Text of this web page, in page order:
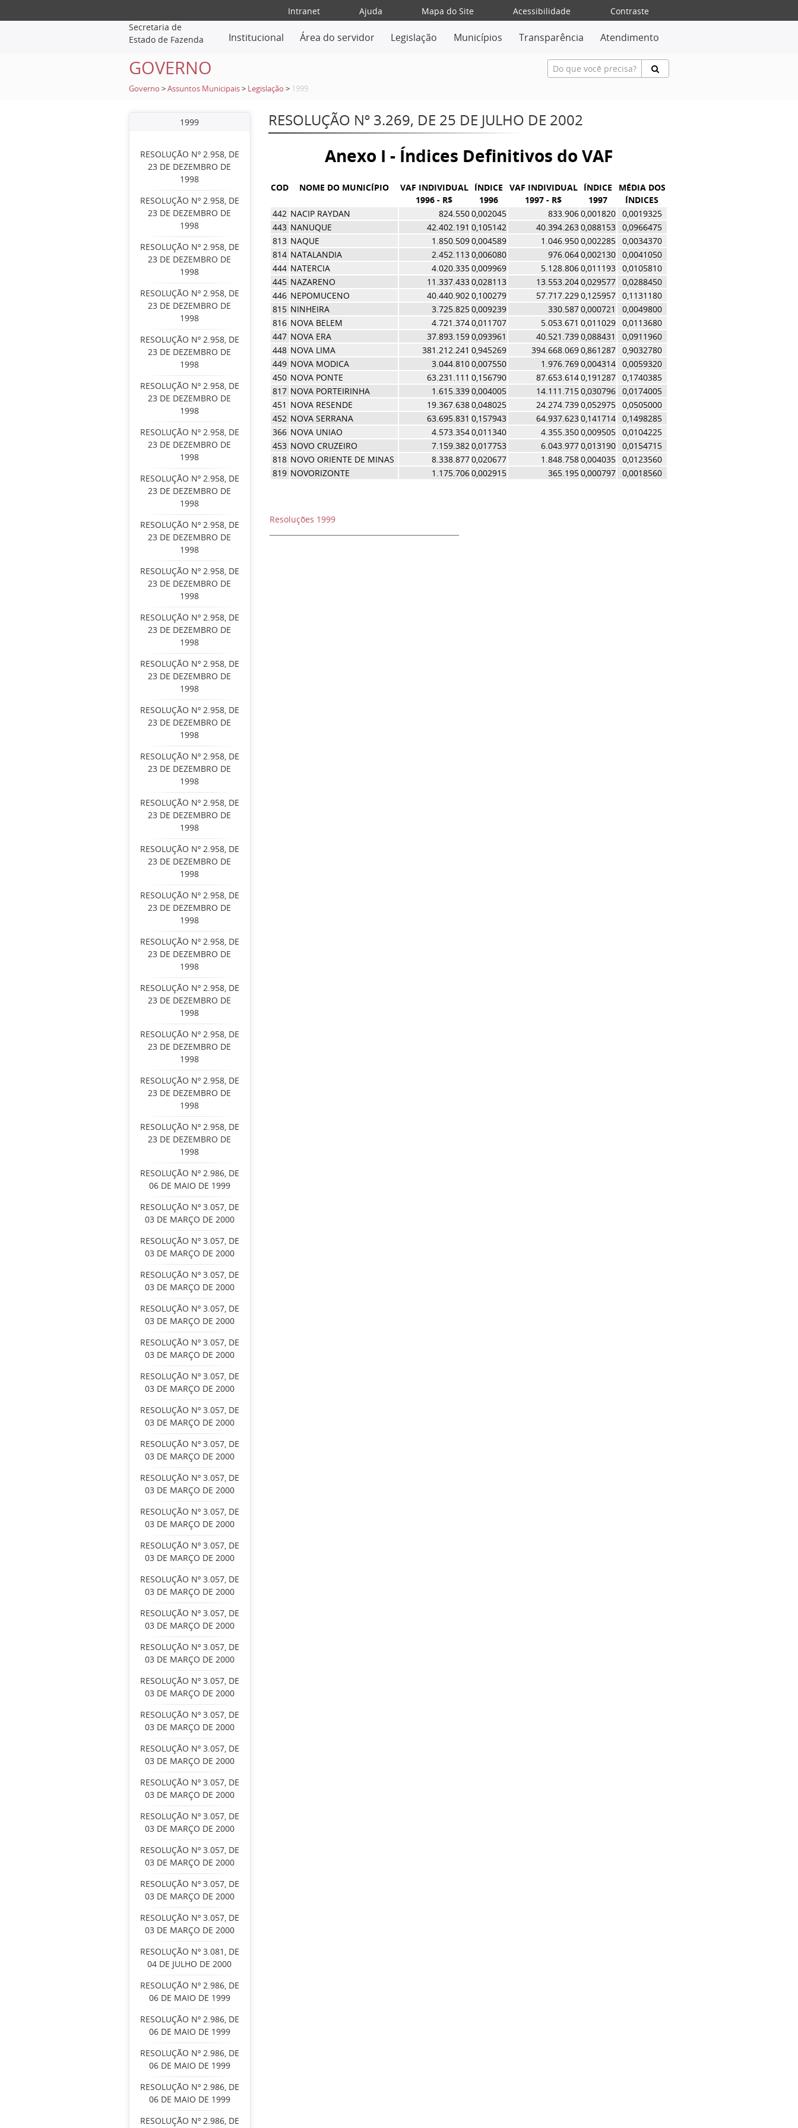
Intranet Ajuda Mapa do Site Acessibilidade
Contraste
Secretaria de
Estado de Fazenda
Institucional Área do servidor Legislação Municípios Transparência Atendimento
GOVERNO
Governo >Assuntos Municipais > Legislação > 1999
1999
RESOLUÇÃO Nº 2.958, DE
23 DE DEZEMBRO DE
1998
RESOLUÇÃO Nº 2.958, DE
23 DE DEZEMBRO DE
1998
RESOLUÇÃO Nº 2.958, DE
23 DE DEZEMBRO DE
1998
RESOLUÇÃO Nº 2.958, DE
23 DE DEZEMBRO DE
1998
RESOLUÇÃO Nº 2.958, DE
23 DE DEZEMBRO DE
1998
RESOLUÇÃO Nº 2.958, DE
23 DE DEZEMBRO DE
1998
RESOLUÇÃO Nº 2.958, DE
23 DE DEZEMBRO DE
1998
RESOLUÇÃO Nº 2.958, DE
23 DE DEZEMBRO DE
1998
RESOLUÇÃO Nº 2.958, DE
23 DE DEZEMBRO DE
1998
RESOLUÇÃO Nº 2.958, DE
23 DE DEZEMBRO DE
1998
RESOLUÇÃO Nº 2.958, DE
23 DE DEZEMBRO DE
1998
RESOLUÇÃO Nº 2.958, DE
23 DE DEZEMBRO DE
1998
RESOLUÇÃO Nº 2.958, DE
23 DE DEZEMBRO DE
1998
RESOLUÇÃO Nº 2.958, DE
23 DE DEZEMBRO DE
1998
RESOLUÇÃO Nº 2.958, DE
23 DE DEZEMBRO DE
1998
RESOLUÇÃO Nº 2.958, DE
23 DE DEZEMBRO DE
1998
RESOLUÇÃO Nº 2.958, DE
23 DE DEZEMBRO DE
1998
RESOLUÇÃO Nº 2.958, DE
23 DE DEZEMBRO DE
1998
RESOLUÇÃO Nº 2.958, DE
23 DE DEZEMBRO DE
1998
RESOLUÇÃO Nº 2.958, DE
23 DE DEZEMBRO DE
1998
RESOLUÇÃO Nº 2.958, DE
23 DE DEZEMBRO DE
1998
RESOLUÇÃO Nº 2.958, DE
23 DE DEZEMBRO DE
1998
RESOLUÇÃO Nº 2.986, DE
06 DE MAIO DE 1999
RESOLUÇÃO Nº 3.057, DE
03 DE MARÇO DE 2000
RESOLUÇÃO Nº 3.057, DE
03 DE MARÇO DE 2000
RESOLUÇÃO Nº 3.057, DE
03 DE MARÇO DE 2000
RESOLUÇÃO Nº 3.057, DE
03 DE MARÇO DE 2000
RESOLUÇÃO Nº 3.057, DE
03 DE MARÇO DE 2000
RESOLUÇÃO Nº 3.057, DE
03 DE MARÇO DE 2000
RESOLUÇÃO Nº 3.057, DE
03 DE MARÇO DE 2000
RESOLUÇÃO Nº 3.057, DE
03 DE MARÇO DE 2000
RESOLUÇÃO Nº 3.057, DE
03 DE MARÇO DE 2000
RESOLUÇÃO Nº 3.057, DE
03 DE MARÇO DE 2000
RESOLUÇÃO Nº 3.057, DE
03 DE MARÇO DE 2000
RESOLUÇÃO Nº 3.057, DE
03 DE MARÇO DE 2000
RESOLUÇÃO Nº 3.057, DE
03 DE MARÇO DE 2000
RESOLUÇÃO Nº 3.057, DE
03 DE MARÇO DE 2000
RESOLUÇÃO Nº 3.057, DE
03 DE MARÇO DE 2000
RESOLUÇÃO Nº 3.057, DE
03 DE MARÇO DE 2000
RESOLUÇÃO Nº 3.057, DE
03 DE MARÇO DE 2000
RESOLUÇÃO Nº 3.057, DE
03 DE MARÇO DE 2000
RESOLUÇÃO Nº 3.057, DE
03 DE MARÇO DE 2000
RESOLUÇÃO Nº 3.057, DE
03 DE MARÇO DE 2000
RESOLUÇÃO Nº 3.057, DE
03 DE MARÇO DE 2000
RESOLUÇÃO Nº 3.057, DE
03 DE MARÇO DE 2000
RESOLUÇÃO Nº 3.081, DE
04 DE JULHO DE 2000
RESOLUÇÃO Nº 2.986, DE
06 DE MAIO DE 1999
RESOLUÇÃO Nº 2.986, DE
06 DE MAIO DE 1999
RESOLUÇÃO Nº 2.986, DE
06 DE MAIO DE 1999
RESOLUÇÃO Nº 2.986, DE
06 DE MAIO DE 1999
RESOLUÇÃO Nº 2.986, DE
RESOLUÇÃO Nº 3.269, DE 25 DE JULHO DE 2002
Anexo I - Índices Definitivos do VAF
COD NOME DO MUNICÍPIO
VAF INDIVIDUAL
1996 - R$
ÍNDICE
1996
VAF INDIVIDUAL
1997 - R$
ÍNDICE
1997
MÉDIA DOS
ÍNDICES
442 NACIP RAYDAN 824.5500,002045 833.9060,001820 0,0019325
443 NANUQUE 42.402.191 0,105142 40.394.2630,088153 0,0966475
813 NAQUE 1.850.5090,004589 1.046.9500,002285 0,0034370
814 NATALANDIA 2.452.1130,006080 976.0640,002130 0,0041050
444 NATERCIA 4.020.3350,009969 5.128.8060,011193 0,0105810
445 NAZARENO 11.337.4330,028113 13.553.2040,029577 0,0288450
446 NEPOMUCENO 40.440.9020,100279 57.717.2290,125957 0,1131180
815 NINHEIRA 3.725.8250,009239 330.5870,000721
0,0049800
816 NOVA BELEM 4.721.3740,011707 5.053.671 0,011029 0,0113680
447 NOVA ERA 37.893.1590,093961 40.521.7390,088431
0,0911960
448 NOVA LIMA 381.212.241 0,945269 394.668.0690,861287 0,9032780
449 NOVA MODICA 3.044.8100,007550 1.976.7690,004314 0,0059320
450 NOVA PONTE 63.231.111 0,156790 87.653.6140,191287 0,1740385
817 NOVA PORTEIRINHA 1.615.3390,004005 14.111.7150,030796 0,0174005
451 NOVA RESENDE 19.367.6380,048025 24.274.7390,052975 0,0505000
452 NOVA SERRANA 63.695.831 0,157943 64.937.6230,141714 0,1498285
366 NOVA UNIAO 4.573.3540,011340 4.355.3500,009505 0,0104225
453 NOVO CRUZEIRO 7.159.3820,017753 6.043.9770,013190 0,0154715
818 NOVO ORIENTE DE MINAS 8.338.8770,020677 1.848.7580,004035 0,0123560
819 NOVORIZONTE 1.175.7060,002915 365.1950,000797 0,0018560
Resoluções 1999